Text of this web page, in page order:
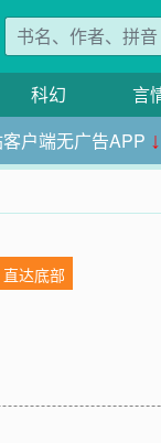
科幻 言
户端无广告APP
直达底部